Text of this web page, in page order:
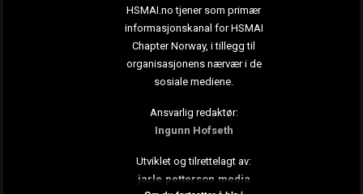
HSMAI.no tjener som primær
informasjonskanal for HSMAI
Chapter Norway, i tillegg til
organisasjonens nærvær i de
sosiale mediene.
Ansvarlig redaktør:
Ingunn Hofseth
Utviklet og tilrettelagt av:
jarle.petterson.media